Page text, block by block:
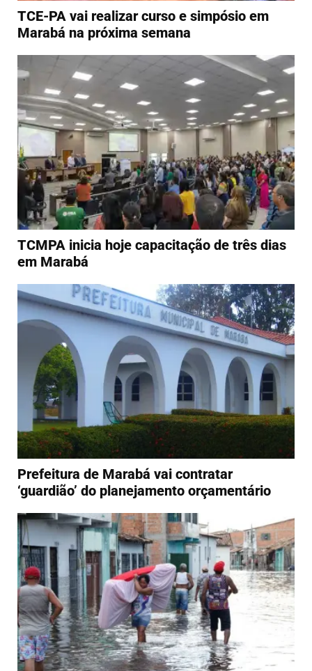
TCE-PA vai realizar curso e simpósio em
Marabá na próxima semana
TCMPA inicia hoje capacitação de três dias
em Marabá
Prefeitura de Marabá vai contratar
‘guardião’ do planejamento orçamentário